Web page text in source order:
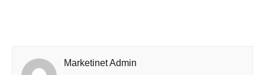
Marketinet Admin